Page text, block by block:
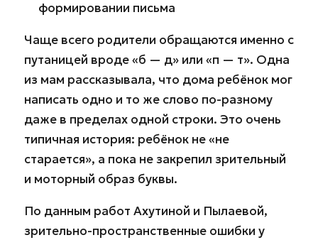
формировании письма
Чаще всего родители обращаются именно с
путаницей вроде «б — д» или «п — т». Одна
из мам рассказывала, что дома ребёнок мог
написать одно и то же слово по-разному
даже в пределах одной строки. Это очень
типичная история: ребёнок не «не
старается», а пока не закрепил зрительный
и моторный образ буквы.
По данным работ Ахутиной и Пылаевой,
зрительно-пространственные ошибки у